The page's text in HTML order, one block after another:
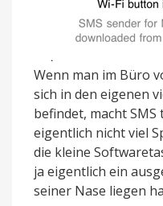
Wenn man im Büro
sich in den eigenen
befindet, macht
eigentlich nicht viel
die kleine
ja eigentlich ein
seiner Nase liegen